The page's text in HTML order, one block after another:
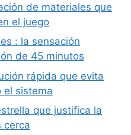
de materiales que
el juego
: la sensación
de 45 minutos
rápida que evita
el sistema
que justifica la
cerca